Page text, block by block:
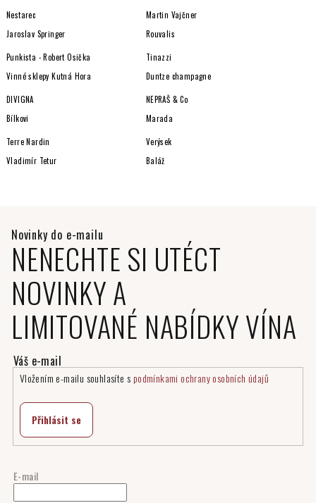
Nestarec
Martin Vajčner
Jaroslav Springer
Rouvalis
Punkista - Robert Osička
Tinazzi
Vinné sklepy Kutná Hora
Duntze champagne
DIVIGNA
NEPRAŠ & Co
Bílkovi
Marada
Terre Nardin
Verýsek
Vladimír Tetur
Baláž
NENECHTE SI UTÉCT
NOVINKY A
LIMITOVANÉ NABÍDKY VÍNA
E-mail
Vložením e-mailu souhlasíte s podmínkami ochrany osobních údajů
Přihlásit se